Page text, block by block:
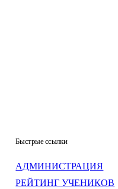
Быстрые ссылки
АДМИНИСТРАЦИЯ
РЕЙТИНГ УЧЕНИКОВ